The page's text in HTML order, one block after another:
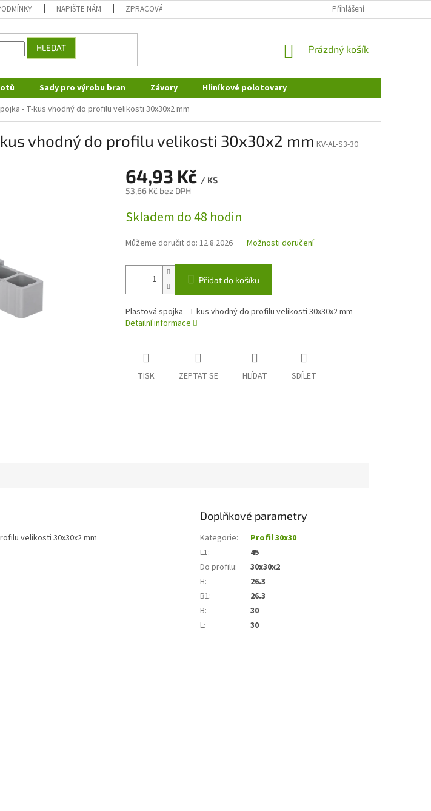
NAPIŠTE NÁM ZPRACOVÁNÍ OSOBNÍCH ÚDAJŮ REKLAMAČNÍ ŘÁD
Přihlášení
HLEDAT
NÁKUPNÍ
Prázdný košík
Sady pro výrobu bran Závory
Hliníkové polotovary
- T-kus vhodný do profilu velikosti 30x30x2 mm
vhodný do profilu velikosti 30x30x2 mm KV-AL-S3-30
64,93 Kč / KS
53,66 Kč bez DPH
cena:
Skladem do 48 hodin
Můžeme doručit do: 12.8.2026 Možnosti doručení
Přidat do košíku
Plastová spojka - T-kus vhodný do profilu velikosti 30x30x2 mm
Detailní informace
TISK ZEPTAT SE HLÍDAT SDÍLET
velikosti 30x30x2 mm
Doplňkové parametry
Kategorie:
Profil 30x30
L1:
45
Do profilu:
30x30x2
H:
26.3
B1:
26.3
B:
30
L: 30